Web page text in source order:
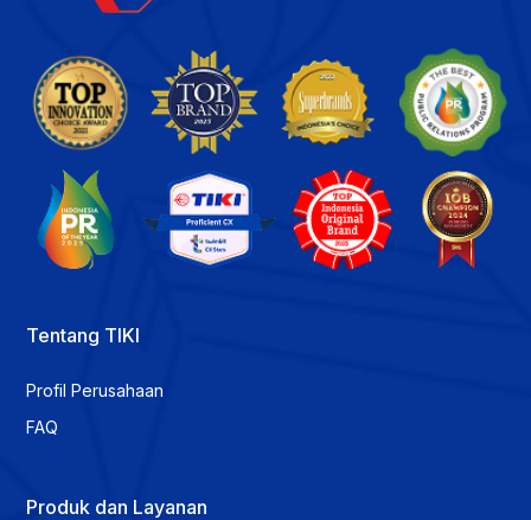
Tentang TIKI
Profil Perusahaan
FAQ
Produk dan Layanan